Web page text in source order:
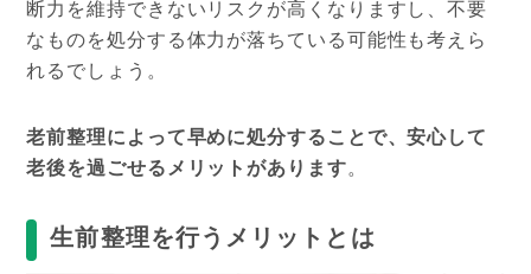
断力を維持できないリスクが高くなりますし、不要
なものを処分する体力が落ちている可能性も考えら
れるでしょう。
老前整理によって早めに処分することで、安心して
老後を過ごせるメリットがあります。
生前整理を行うメリットとは